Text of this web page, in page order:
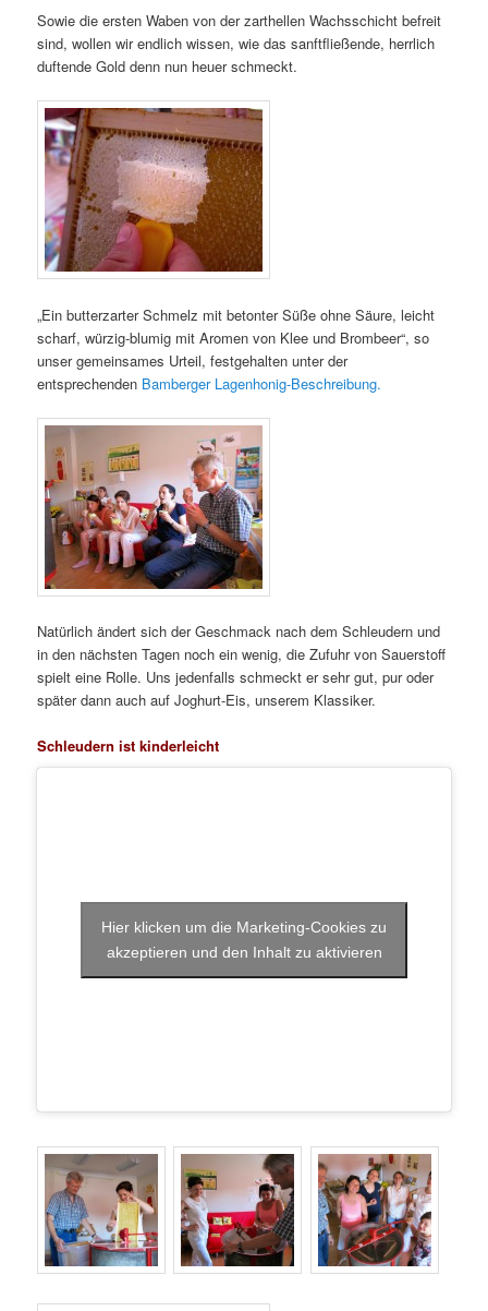
Sowie die ersten Waben von der zarthellen Wachsschicht befreit
sind, wollen wir endlich wissen, wie das sanftfließende, herrlich
duftende Gold denn nun heuer schmeckt.
„Ein butterzarter Schmelz mit betonter Süße ohne Säure, leicht
scharf, würzig-blumig mit Aromen von Klee und Brombeer“, so
unser gemeinsames Urteil, festgehalten unter der
entsprechenden Bamberger Lagenhonig-Beschreibung.
Natürlich ändert sich der Geschmack nach dem Schleudern und
in den nächsten Tagen noch ein wenig, die Zufuhr von Sauerstoff
spielt eine Rolle. Uns jedenfalls schmeckt er sehr gut, pur oder
später dann auch auf Joghurt-Eis, unserem Klassiker.
Schleudern ist kinderleicht
Hier klicken um die Marketing-Cookies zu
akzeptieren und den Inhalt zu aktivieren